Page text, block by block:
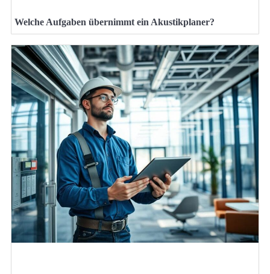
Welche Aufgaben übernimmt ein Akustikplaner?